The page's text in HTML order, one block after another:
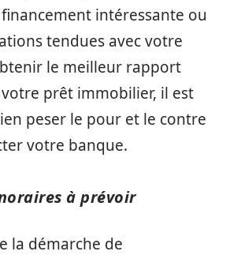
intéressante ou
tendues avec votre
le meilleur rapport
prêt immobilier, il est
peser le pour et le contre
votre banque.
à prévoir
la démarche de